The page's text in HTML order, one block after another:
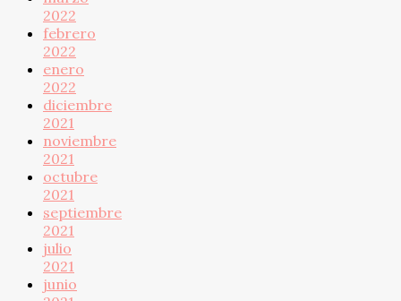
2022
febrero
2022
enero
2022
diciembre
2021
noviembre
2021
octubre
2021
septiembre
2021
julio
2021
junio